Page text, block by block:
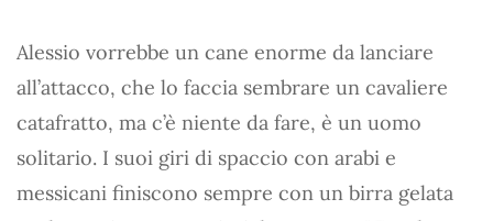
Alessio vorrebbe un cane enorme da lanciare
all’attacco, che lo faccia sembrare un cavaliere
catafratto, ma c’è niente da fare, è un uomo
solitario. I suoi giri di spaccio con arabi e
messicani finiscono sempre con un birra gelata